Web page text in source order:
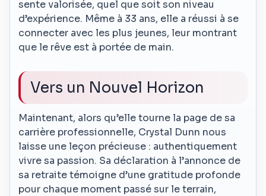
sente valorisée, quel que soit son niveau
d’expérience. Même à 33 ans, elle a réussi à se
connecter avec les plus jeunes, leur montrant
que le rêve est à portée de main.
Vers un Nouvel Horizon
Maintenant, alors qu’elle tourne la page de sa
carrière professionnelle, Crystal Dunn nous
laisse une leçon précieuse : authentiquement
vivre sa passion. Sa déclaration à l’annonce de
sa retraite témoigne d’une gratitude profonde
pour chaque moment passé sur le terrain,